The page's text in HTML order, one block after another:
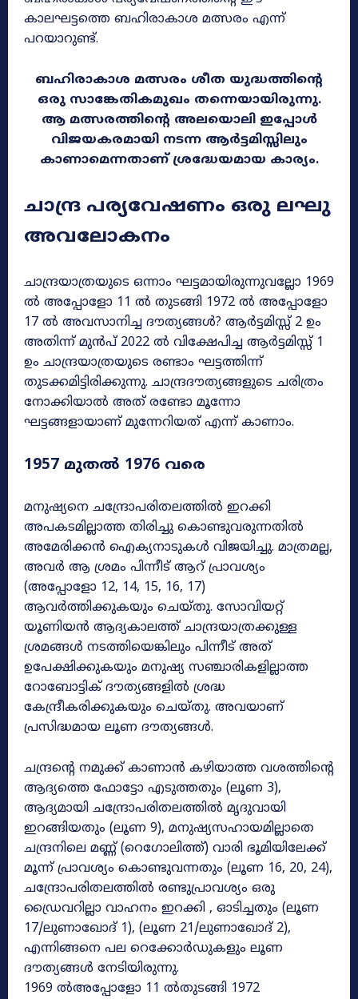
കാലഘട്ടത്തെ ബഹിരാകാശ മത്സരം എന്ന്
പറയാറുണ്ട്.
ബഹിരാകാശ മത്സരം ശീത യുദ്ധത്തിന്റെ
ഒരു സാങ്കേതികമുഖം തന്നെയായിരുന്നു.
ആ മത്സരത്തിന്റെ അലയൊലി ഇപ്പോൾ
വിജയകരമായി നടന്ന ആർട്ടമിസ്സിലും
കാണാമെന്നതാണ് ശ്രദ്ധേയമായ കാര്യം.
ചാന്ദ്ര പര്യവേഷണം ഒരു ലഘു
അവലോകനം
ചാന്ദ്രയാത്രയുടെ ഒന്നാം ഘട്ടമായിരുന്നുവല്ലോ 1969
ൽ അപ്പോളോ 11 ൽ തുടങ്ങി 1972 ൽ അപ്പോളോ
17 ൽ അവസാനിച്ച ദൗത്യങ്ങൾ? ആർട്ടമിസ്സ് 2 ഉം
അതിന്ന് മുൻപ് 2022 ൽ വിക്ഷേപിച്ച ആർട്ടമിസ്സ് 1
ഉം ചാന്ദ്രയാത്രയുടെ രണ്ടാം ഘട്ടത്തിന്ന്
തുടക്കമിട്ടിരിക്കുന്നു. ചാന്ദ്രദൗത്യങ്ങളുടെ ചരിത്രം
നോക്കിയാൽ അത് രണ്ടോ മൂന്നോ
ഘട്ടങ്ങളായാണ് മുന്നേറിയത് എന്ന് കാണാം.
1957 മുതൽ 1976 വരെ
മനുഷ്യനെ ചന്ദ്രോപരിതലത്തിൽ ഇറക്കി
അപകടമില്ലാത്ത തിരിച്ചു കൊണ്ടുവരുന്നതിൽ
അമേരിക്കൻ ഐക്യനാടുകൾ വിജയിച്ചു. മാത്രമല്ല,
അവർ ആ ശ്രമം പിന്നീട് ആറ് പ്രാവശ്യം
(അപ്പോളോ 12, 14, 15, 16, 17)
ആവർത്തിക്കുകയും ചെയ്തു. സോവിയറ്റ്
യൂണിയൻ ആദ്യകാലത്ത് ചാന്ദ്രയാത്രക്കുള്ള
ശ്രമങ്ങൾ നടത്തിയെങ്കിലും പിന്നീട് അത്
ഉപേക്ഷിക്കുകയും മനുഷ്യ സഞ്ചാരികളില്ലാത്ത
റോബോട്ടിക് ദൗത്യങ്ങളിൽ ശ്രദ്ധ
കേന്ദ്രീകരിക്കുകയും ചെയ്തു. അവയാണ്
പ്രസിദ്ധമായ ലൂണ ദൗത്യങ്ങൾ.
ചന്ദ്രന്റെ നമുക്ക് കാണാൻ കഴിയാത്ത വശത്തിന്റെ
ആദ്യത്തെ ഫോട്ടോ എടുത്തതും (ലൂണ 3),
ആദ്യമായി ചന്ദ്രോപരിതലത്തിൽ മൃദുവായി
ഇറങ്ങിയതും (ലൂണ 9), മനുഷ്യസഹായമില്ലാതെ
ചന്ദ്രനിലെ മണ്ണ് (റെഗോലിത്ത്) വാരി ഭൂമിയിലേക്ക്
മൂന്ന് പ്രാവശ്യം കൊണ്ടുവന്നതും (ലൂണ 16, 20, 24),
ചന്ദ്രോപരിതലത്തിൽ രണ്ടുപ്രാവശ്യം ഒരു
ഡ്രൈവറില്ലാ വാഹനം ഇറക്കി , ഓടിച്ചതും (ലൂണ
17/ലുണാഖോദ് 1), (ലൂണ 21/ലുണാഖോദ് 2),
എന്നിങ്ങനെ പല റെക്കോർഡുകളും ലൂണ
ദൗത്യങ്ങൾ നേടിയിരുന്നു.
1969 ൽഅപ്പോളോ 11 ൽതുടങ്ങി 1972